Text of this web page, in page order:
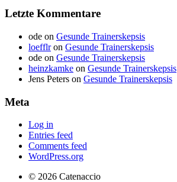
Letzte Kommentare
ode on Gesunde Trainerskepsis
loefflron Gesunde Trainerskepsis
ode on Gesunde Trainerskepsis
heinzkamke on Gesunde Trainerskepsis
Jens Peters on Gesunde Trainerskepsis
Meta
Log in
Entries feed
Comments feed
WordPress.org
© 2026 Catenaccio